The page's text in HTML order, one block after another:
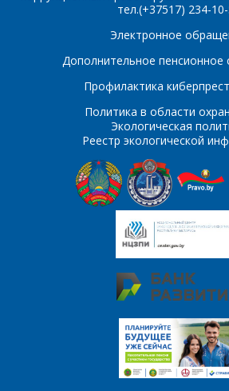
ПОИСК
тел.(+37517) 234-
Электронное
Дополнительное пенсионное
Профилактика
Политика в области
Экологическая
Реестр экологической
Телефон*
E-mail*
Интересующий товар/
услуга, их количество
Комментарий*
Интересующий товар/
услуга
Сообщение *
Я согласен на
персональных